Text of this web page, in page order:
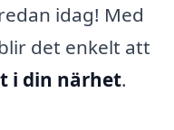
idag! Med
det enkelt att
i din närhet.